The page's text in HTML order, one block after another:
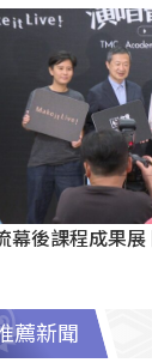
幕後課程成果
薦新聞